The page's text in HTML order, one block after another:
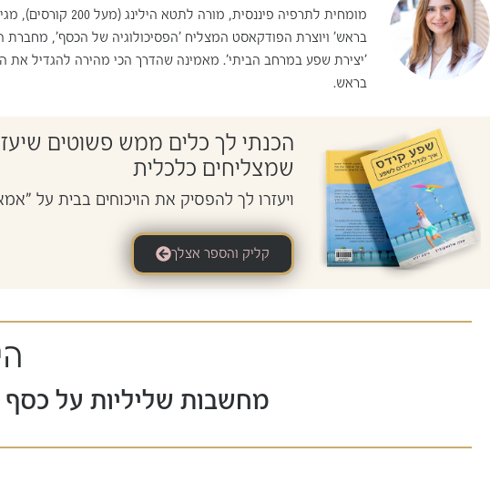
מומחית לתרפיה פיננסית,
בראש' ויוצרת הפודקאסט המצליח 'הפסיכולוגיה של הכסף',
'יצירת שפע במרחב הביתי'. מאמינה שהדרך הכי מהירה להגדיל את
בראש.
הכנתי לך כלים ממש פשוטים
שמצליחים כלכלית
ויעזרו לך להפסיק את הויכוחים בבית על
קליק והספר אצלך
מחשבות שליליות על כסף